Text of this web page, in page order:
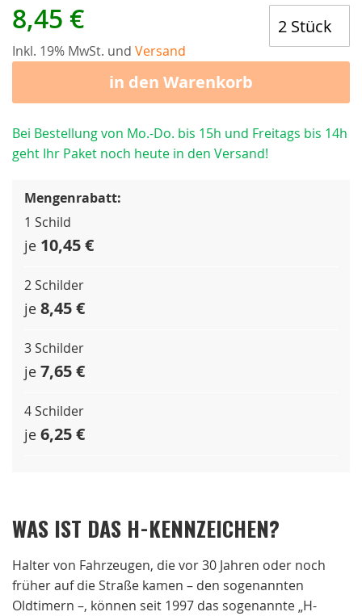
8,45 €
Inkl. 19% MwSt. und Versand
in den Warenkorb
Bei Bestellung von Mo.-Do. bis 15h und Freitags bis 14h
geht Ihr Paket noch heute in den Versand!
Mengenrabatt:
1 Schild
je 10,45 €
2 Schilder
je 8,45 €
3 Schilder
je 7,65 €
4 Schilder
je 6,25 €
WAS IST DAS H-KENNZEICHEN?
Halter von Fahrzeugen, die vor 30 Jahren oder noch
früher auf die Straße kamen – den sogenannten
Oldtimern –, können seit 1997 das sogenannte „H-